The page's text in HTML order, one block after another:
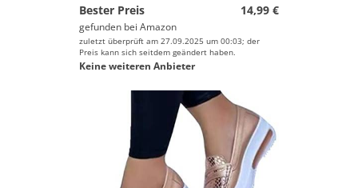
Bester Preis
14,99 €
gefunden bei Amazon
zuletzt überprüft am 27.09.2025 um 00:03; der
Preis kann sich seitdem geändert haben.
Keine weiteren Anbieter